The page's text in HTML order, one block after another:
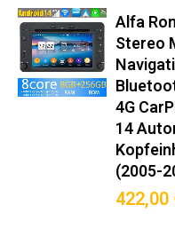
Display:2K QLED-
Blickwinkelstabilität
Augenschonend)
Navigation:Dual-
Audioausgang:
passgenau
(2005–2011):
Alfa
Stereo
4G
14
(2005-
422,00